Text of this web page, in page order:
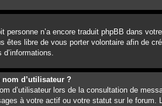
personne n’a encore traduit phpBB dans
êtes libre de vous porter volontaire afin de
d’utilisateur ?
d’utilisateur lors de la consultation de
à votre actif ou votre statut sur le